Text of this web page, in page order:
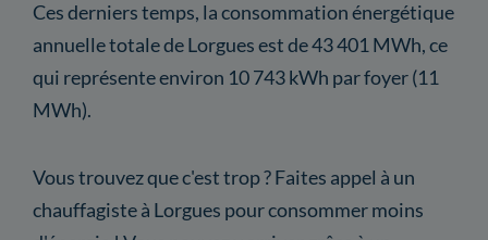
Ces derniers temps, la consommation énergétique
annuelle totale de Lorgues est de 43 401 MWh, ce
qui représente environ 10 743 kWh par foyer (11
MWh).
Vous trouvez que c'est trop ? Faites appel à un
chauffagiste à Lorgues pour consommer moins